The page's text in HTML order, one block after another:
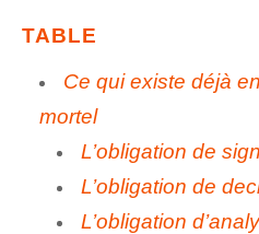
TABLE
Ce qui existe déjà
mortel
L’obligation de
L’obligation de
L’obligation